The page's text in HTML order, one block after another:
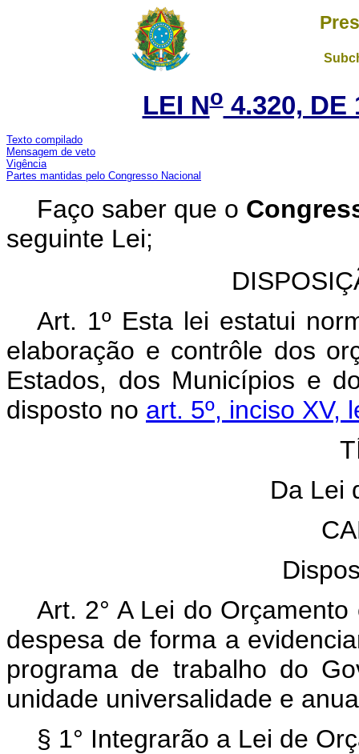
LEI No4.320, DE
Texto compilado
Mensagem de veto
Vigência
Partes mantidas pelo Congresso Nacional
Faço saber que o
seguinte Lei;
Art. 1º Esta lei estatui
elaboração e contrôle dos
Estados, dos Municípios e
disposto no art. 5º, inciso XV,
Da Lei
Art. 2° A Lei do
despesa de forma a
programa de trabalho do
unidade universalidade e
§ 1° Integrarão a Lei de